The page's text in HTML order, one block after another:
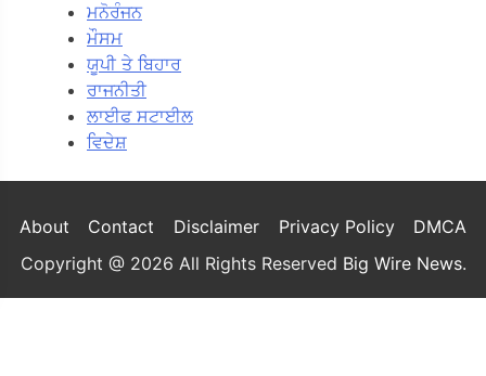
ਮਨੋਰੰਜਨ
ਮੌਸਮ
ਯੂਪੀ ਤੇ ਬਿਹਾਰ
ਰਾਜਨੀਤੀ
ਲਾਈਫ ਸਟਾਈਲ
ਵਿਦੇਸ਼
About Contact Disclaimer Privacy Policy
DMCA
Copyright @ 2026 All Rights Reserved Big Wire News.